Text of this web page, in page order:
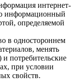
интернет-
информационный
определяемой
в одностороннем
менять
и потребительские
при условии
свойств.